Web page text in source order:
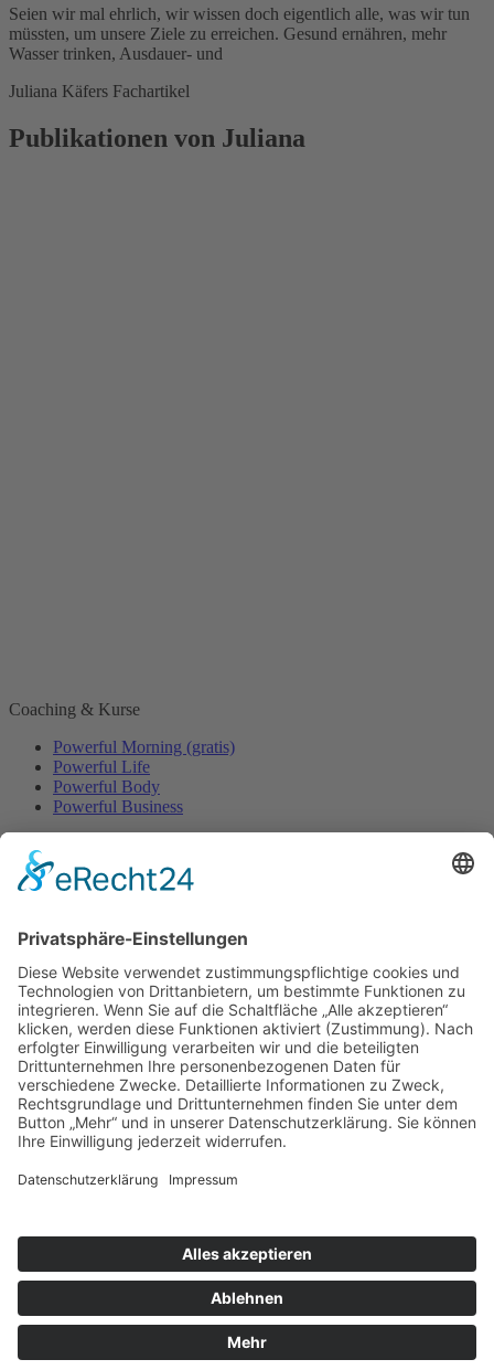
Seien wir mal ehrlich, wir wissen doch eigentlich alle, was wir tun
müssten, um unsere Ziele zu erreichen. Gesund ernähren, mehr
Wasser trinken, Ausdauer- und
Juliana Käfers Fachartikel
Publikationen von Juliana
Coaching & Kurse
Powerful Morning (gratis)
Powerful Life
Powerful Body
Powerful Business
Event-Übersicht
Über mich
Mit mir arbeiten
Gratis
Podcast
Shop
Datenschutz
Kasse